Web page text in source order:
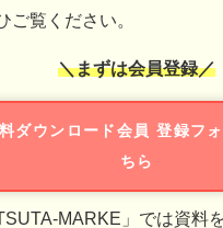
ご覧ください。
＼まずは会員登録／
料ダウンロード会員 登録フ
ちら
MARKE」では資料